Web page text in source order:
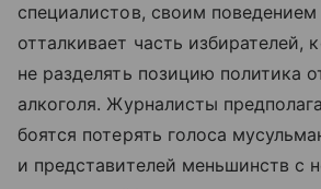
специалистов, своим
отталкивает часть избирателей,
не разделять позицию политика
алкоголя. Журналисты
боятся потерять голоса
и представителей меньшинств с